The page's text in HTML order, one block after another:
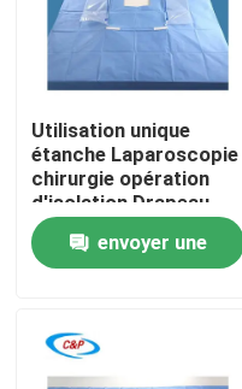
À la maison
Vidéos
Utilisation unique
étanche Laparoscopie
chirurgie opération
d'isolation Drapeau
pour salle d'opération
de l'hôpitalenvoyer une